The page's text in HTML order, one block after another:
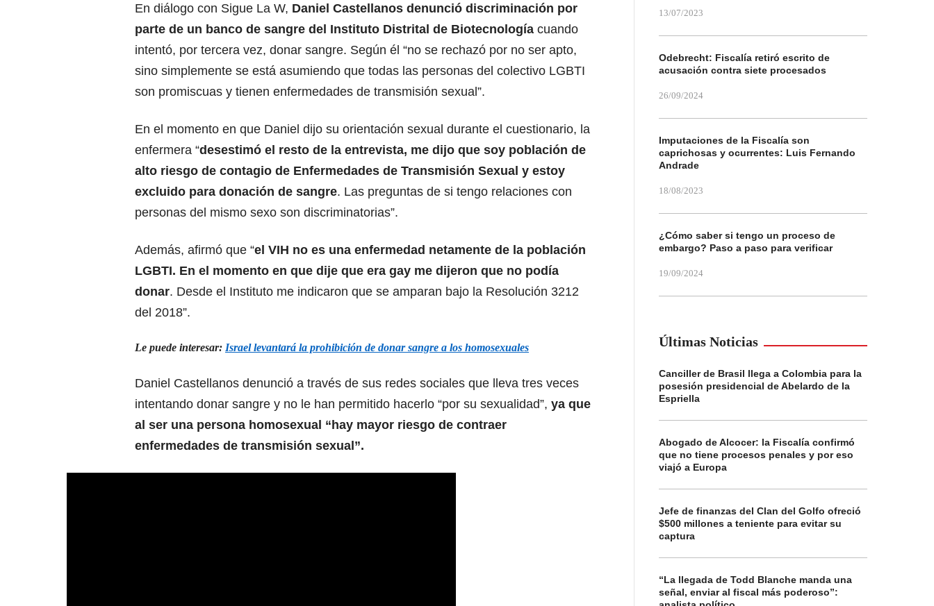
En diálogo con Sigue La W, Daniel Castellanos denunció discriminación por
parte de un banco de sangre del Instituto Distrital de Biotecnología cuando
intentó, por tercera vez, donar sangre. Según él “no se rechazó por no ser apto,
sino simplemente se está asumiendo que todas las personas del colectivo LGBTI
son promiscuas y tienen enfermedades de transmisión sexual”.
En el momento en que Daniel dijo su orientación sexual durante el cuestionario, la
enfermera “desestimó el resto de la entrevista, me dijo que soy población de
alto riesgo de contagio de Enfermedades de Transmisión Sexual y estoy
excluido para donación de sangre. Las preguntas de si tengo relaciones con
personas del mismo sexo son discriminatorias”.
Además, afirmó que “el VIH no es una enfermedad netamente de la población
LGBTI. En el momento en que dije que era gay me dijeron que no podía
donar. Desde el Instituto me indicaron que se amparan bajo la Resolución 3212
del 2018”.
Le puede interesar: Israel levantará la prohibición de donar sangre a los homosexuales
Daniel Castellanos denunció a través de sus redes sociales que lleva tres veces
intentando donar sangre y no le han permitido hacerlo “por su sexualidad”, ya que
al ser una persona homosexual “hay mayor riesgo de contraer
enfermedades de transmisión sexual”.
13/07/2023
Odebrecht: Fiscalía retiró escrito de
acusación contra siete procesados
26/09/2024
Imputaciones de la Fiscalía son
caprichosas y ocurrentes: Luis Fernando
Andrade
18/08/2023
¿Cómo saber si tengo un proceso de
embargo? Paso a paso para verificar
19/09/2024
Últimas Noticias
Canciller de Brasil llega a Colombia para la
posesión presidencial de Abelardo de la
Espriella
Abogado de Alcocer: la Fiscalía confirmó
que no tiene procesos penales y por eso
viajó a Europa
Jefe de finanzas del Clan del Golfo ofreció
$500 millones a teniente para evitar su
captura
“La llegada de Todd Blanche manda una
señal, enviar al fiscal más poderoso”: